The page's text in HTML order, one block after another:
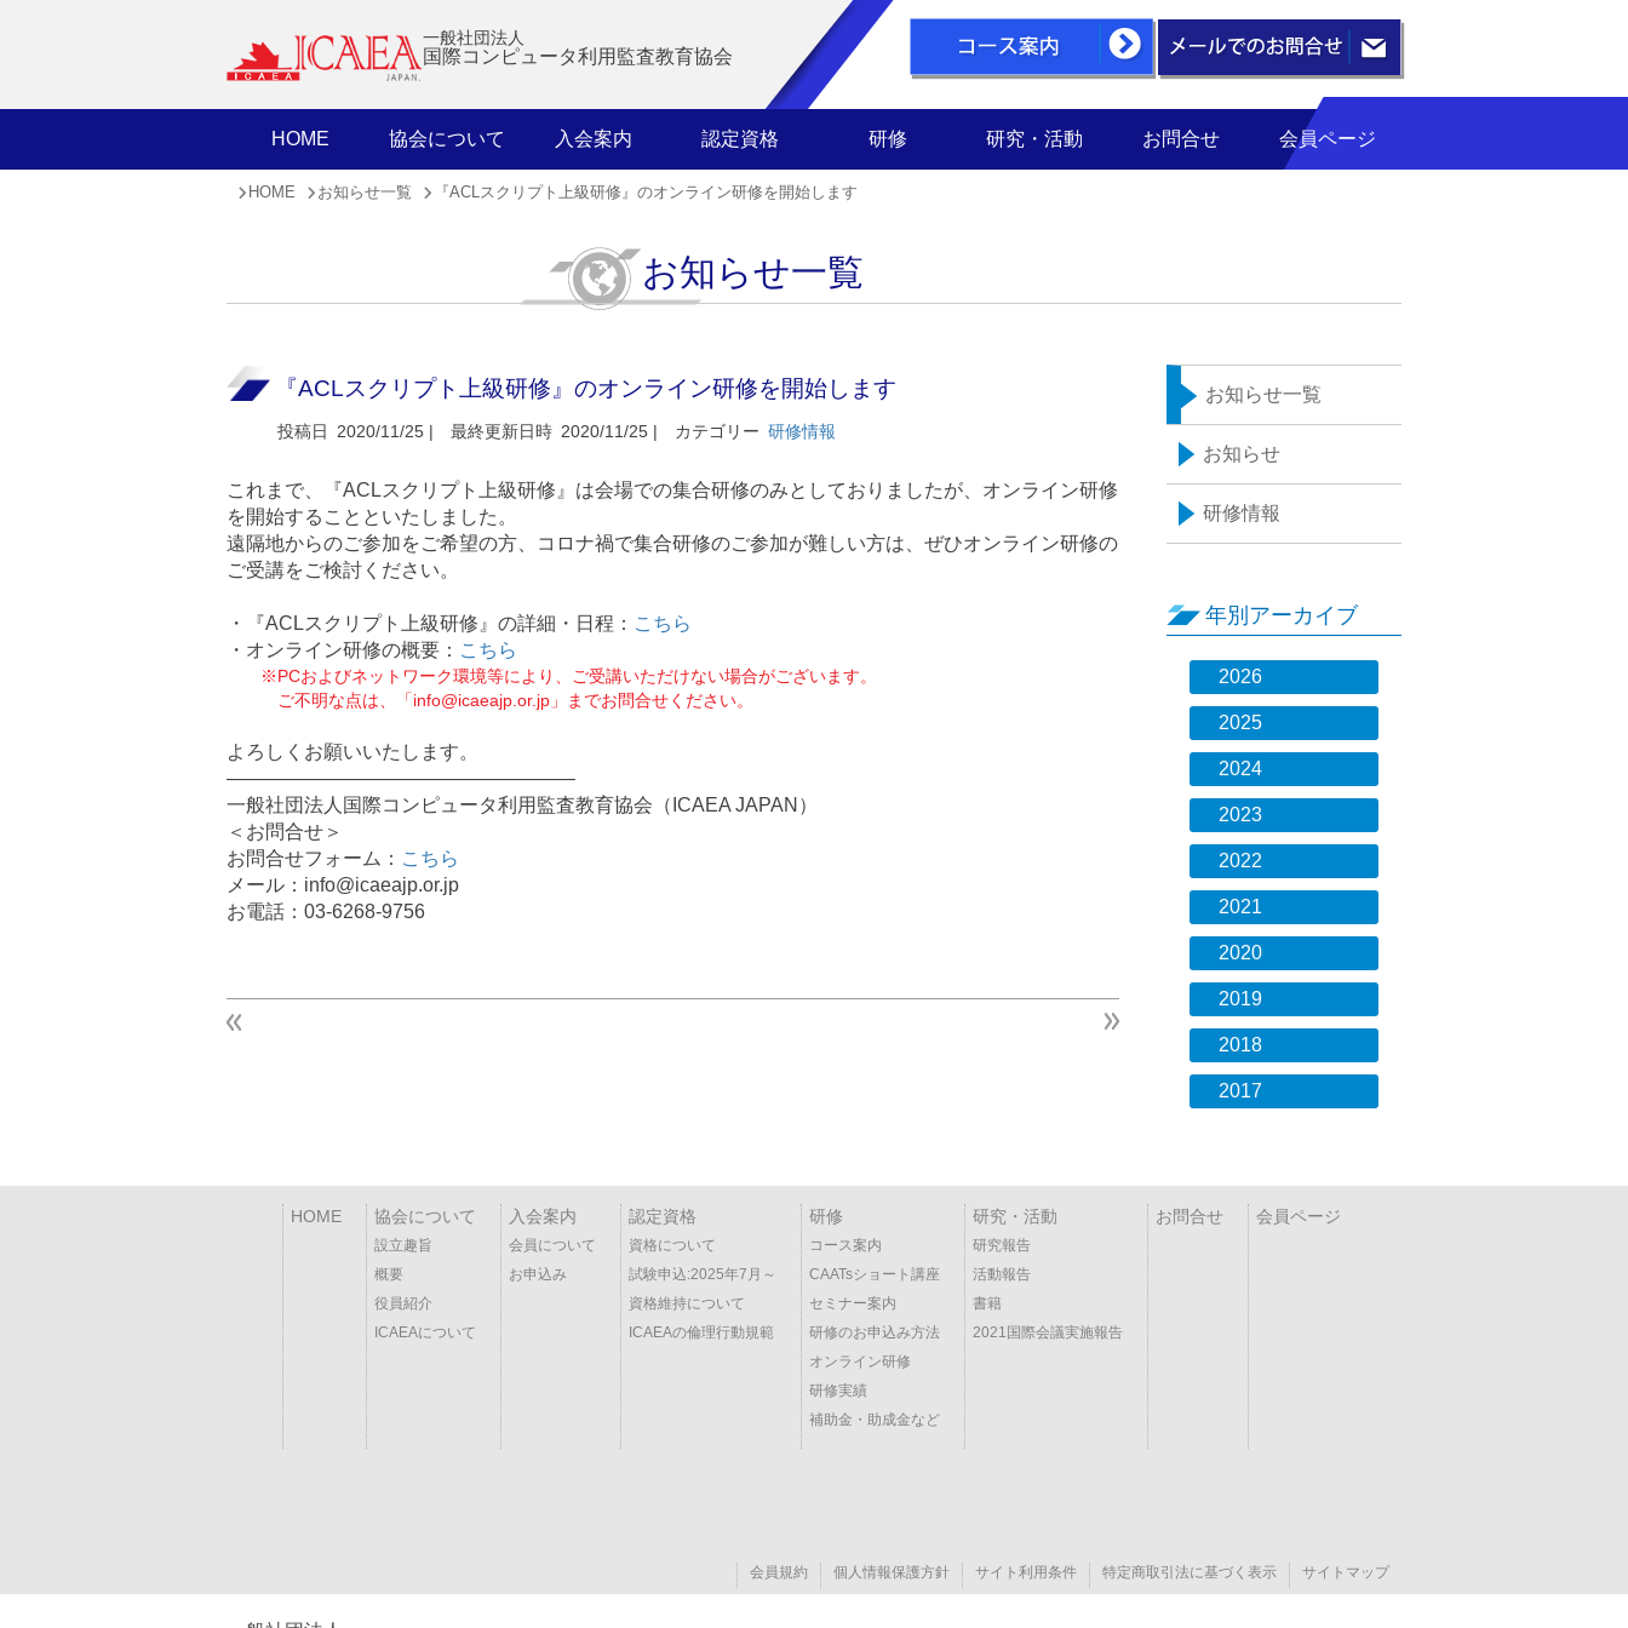
一般社団法人
国際コンピュータ利用監査教育協会
HOME 協会について 入会案内 認定資格 研修 研究・活動 お問合せ 会員ページ
HOME お知らせ一覧 『ACLスクリプト上級研修』のオンライン研修を開始します
お知らせ一覧
『ACLスクリプト上級研修』のオンライン研修を開始します
投稿日 2020/11/25 | 最終更新日時 2020/11/25 | カテゴリー 研修情報
これまで、『ACLスクリプト上級研修』は会場での集合研修のみとしておりましたが、オンライン研修
を開始することといたしました。
遠隔地からのご参加をご希望の方、コロナ禍で集合研修のご参加が難しい方は、ぜひオンライン研修の
ご受講をご検討ください。
・『ACLスクリプト上級研修』の詳細・日程： こちら
・オンライン研修の概要： こちら
※PCおよびネットワーク環境等により、ご受講いただけない場合がございます。
ご不明な点は、「info@icaeajp.or.jp」までお問合せください。
よろしくお願いいたします。
——————————————————
一般社団法人国際コンピュータ利用監査教育協会（ICAEA JAPAN）
＜お問合せ＞
お問合せフォーム： こちら
メール：info@icaeajp.or.jp
お電話：03-6268-9756
お知らせ一覧
お知らせ
研修情報
年別アーカイブ
2026
2025
2024
2023
2022
2021
2020
2019
2018
2017
HOME 協会について
設立趣旨
概要
役員紹介
ICAEAについて
入会案内
会員について
お申込み
認定資格
資格について
試験申込:2025年7月～
資格維持について
ICAEAの倫理行動規範
研修
コース案内
CAATsショート講座
セミナー案内
研修のお申込み方法
オンライン研修
研修実績
補助金・助成金など
研究・活動
研究報告
活動報告
書籍
2021国際会議実施報告
お問合せ 会員ページ
会員規約 個人情報保護方針 サイト利用条件 特定商取引法に基づく表示 サイトマップ